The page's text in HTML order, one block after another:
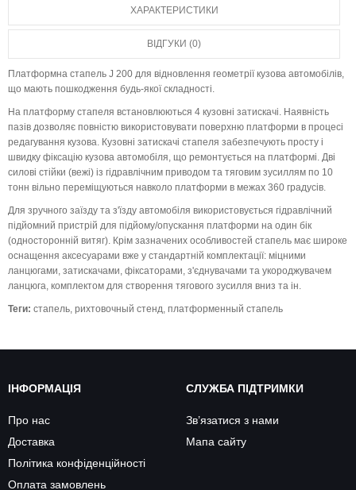
ХАРАКТЕРИСТИКИ
ВІДГУКИ (0)
Платформна стапель J 200 для відновлення геометрії кузова автомобілів,
що мають пошкодження будь-якої складності.
На платформу стапеля встановлюються 4 кузовні затискачі. Наявність
пазів дозволяє повністю використовувати поверхню платформи в процесі
редагування кузова. Кузовні затискачі стапеля забезпечують просту і
швидку фіксацію кузова автомобіля, що ремонтується на платформі. Дві
силові стійки (вежі) із гідравлічним приводом та тяговим зусиллям по 10
тонн вільно переміщуються навколо платформи в межах 360 градусів.
Для зручного заїзду та з'їзду автомобіля використовується гідравлічний
підйомний пристрій для підйому/опускання платформи на один бік
(односторонній витяг). Крім зазначених особливостей стапель має широке
оснащення аксесуарами вже у стандартній комплектації: міцними
ланцюгами, затискачами, фіксаторами, з'єднувачами та укороджувачем
ланцюга, комплектом для створення тягового зусилля вниз та ін.
Теги: стапель, рихтовочный стенд, платформенный стапель
ІНФОРМАЦІЯ
Про нас
Доставка
Політика конфіденційності
Оплата замовлень
СЛУЖБА ПІДТРИМКИ
Зв’язатися з нами
Мапа сайту